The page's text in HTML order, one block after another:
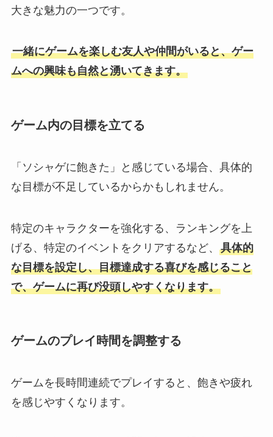
大きな魅力の一つです。
一緒にゲームを楽しむ友人や仲間がいると、ゲー
ムへの興味も自然と湧いてきます。
ゲーム内の目標を立てる
「ソシャゲに飽きた」と感じている場合、具体的
な目標が不足しているからかもしれません。
特定のキャラクターを強化する、ランキングを上
げる、特定のイベントをクリアするなど、 具体的
な目標を設定し、目標達成する喜びを感じること
で、ゲームに再び没頭しやすくなります。
ゲームのプレイ時間を調整する
ゲームを長時間連続でプレイすると、飽きや疲れ
を感じやすくなります。